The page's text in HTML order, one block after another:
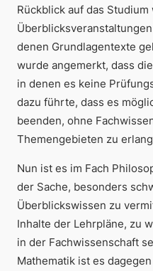
Rückblick auf das Studium
denen Grundlagentexte
wurde angemerkt, dass
in denen es keine
dazu führte, dass es
beenden, ohne
Themengebieten zu
Nun ist es im Fach
der Sache, besonders
Überblickswissen zu
Inhalte der Lehrpläne, zu
in der Fachwissenschaft
Mathematik ist es